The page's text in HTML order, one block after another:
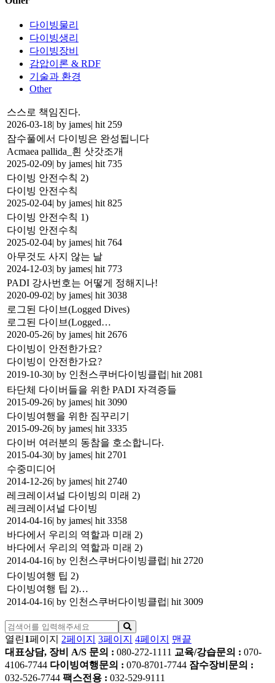
다이빙물리
다이빙생리
다이빙장비
감압이론 & RDF
기술과 환경
Other
스스로 책임진다.
2026-03-18| by james| hit 259
잠수풀에서 다이빙은 완성됩니다
Acmaea pallida_흰 삿갓조개
2025-02-09| by james| hit 735
다이빙 안전수칙 2)
다이빙 안전수칙
2025-02-04| by james| hit 825
다이빙 안전수칙 1)
다이빙 안전수칙
2025-02-04| by james| hit 764
아무것도 사지 않는 날
2024-12-03| by james| hit 773
PADI 강사번호는 어떻게 정해지나!
2020-09-02| by james| hit 3038
로그된 다이브(Logged Dives)
로그된 다이브(Logged…
2020-05-26| by james| hit 2676
다이빙이 안전한가요?
다이빙이 안전한가요?
2019-10-30| by 인천스쿠버다이빙클럽| hit 2081
타단체 다이버들을 위한 PADI 자격증들
2015-09-26| by james| hit 3090
다이빙여행을 위한 짐꾸리기
2015-09-26| by james| hit 3335
다이버 여러분의 동참을 호소합니다.
2015-04-30| by james| hit 2701
수중미디어
2014-12-26| by james| hit 2740
레크레이셔널 다이빙의 미래 2)
레크레이셔널 다이빙
2014-04-16| by james| hit 3358
바다에서 우리의 역할과 미래 2)
바다에서 우리의 역할과 미래 2)
2014-04-16| by 인천스쿠버다이빙클럽| hit 2720
다이빙여행 팁 2)
다이빙여행 팁 2)…
2014-04-16| by 인천스쿠버다이빙클럽| hit 3009
열린1페이지 2페이지 3페이지 4페이지
맨끝
대표상담, 장비 A/S 문의 : 080-272-1111 교육/강습문의 : 070-
4106-7744 다이빙여행문의 : 070-8701-7744 잠수장비문의 :
032-526-7744 팩스전용 : 032-529-9111